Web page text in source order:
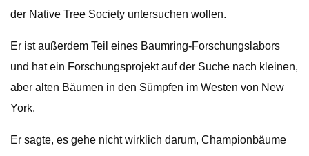
der Native Tree Society untersuchen wollen.
Er ist außerdem Teil eines Baumring-Forschungslabors
und hat ein Forschungsprojekt auf der Suche nach kleinen,
aber alten Bäumen in den Sümpfen im Westen von New
York.
Er sagte, es gehe nicht wirklich darum, Championbäume